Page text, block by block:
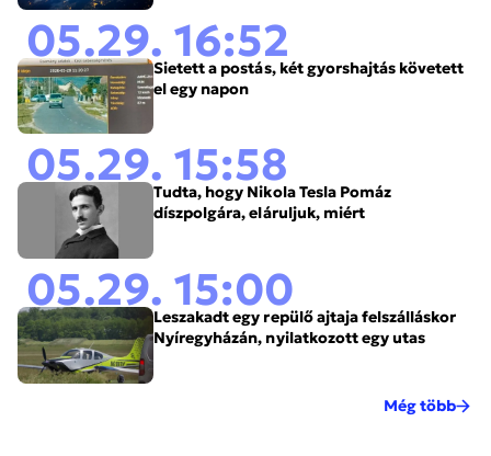
05.29. 16:52
Sietett a postás, két gyorshajtás követett
el egy napon
05.29. 15:58
Tudta, hogy Nikola Tesla Pomáz
díszpolgára, eláruljuk, miért
05.29. 15:00
Leszakadt egy repülő ajtaja felszálláskor
Nyíregyházán, nyilatkozott egy utas
Még több